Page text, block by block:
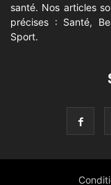
santé. Nos articles
précises : Santé,
Sport.